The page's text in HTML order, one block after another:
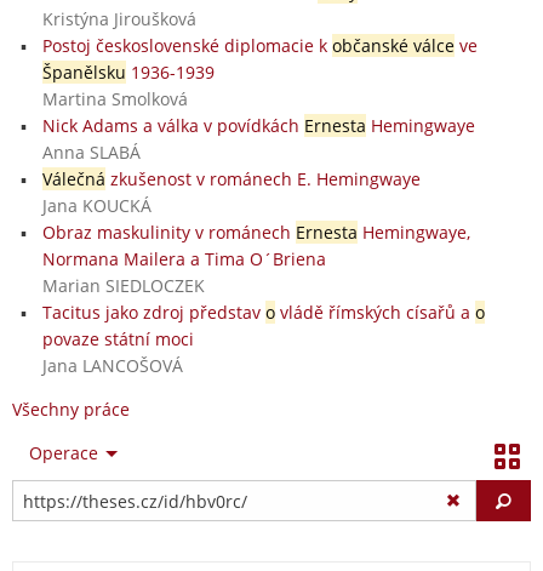
Kristýna Jiroušková
Postoj československé diplomacie k občanské válceve
Španělsku 1936-1939
Martina Smolková
Nick Adams a válka v povídkách Ernesta Hemingwaye
Anna SLABÁ
Válečná zkušenost v románech E. Hemingwaye
Jana KOUCKÁ
Obraz maskulinity v románech Ernesta Hemingwaye,
Normana Mailera a Tima O´Briena
Marian SIEDLOCZEK
Tacitus jako zdroj představ ovládě římských císařů a o
povaze státní moci
Jana LANCOŠOVÁ
Všechny práce
Operace